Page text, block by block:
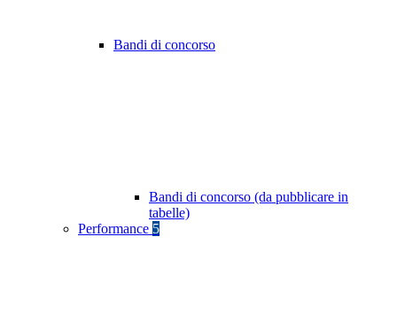
Bandi di concorso
Bandi di concorso (da pubblicare in
tabelle)
Performance 5